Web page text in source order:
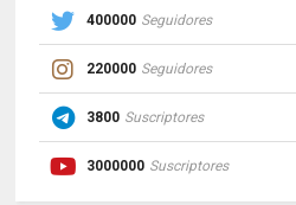
400000 Seguidores
220000 Seguidores
3800 Suscriptores
3000000 Suscriptores